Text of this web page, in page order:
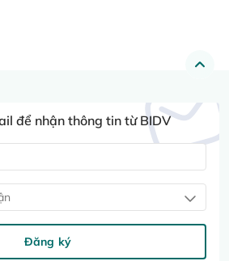
để nhận thông tin từ BIDV
Đăng ký